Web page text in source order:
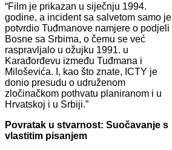
“Film je prikazan u siječnju 1994.
godine, a incident sa salvetom samo je
potvrdio Tuđmanove namjere o podjeli
Bosne sa Srbima, o čemu se već
raspravljalo u ožujku 1991. u
Karađorđevu između Tuđmana i
Miloševića. I, kao što znate, ICTY je
donio presudu o udruženom
zločinačkom pothvatu planiranom i u
Hrvatskoj i u Srbiji.”
Povratak u stvarnost: Suočavanje s
vlastitim pisanjem